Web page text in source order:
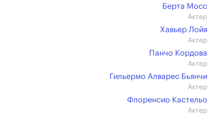
Берта Мосс
Актер
Хавьер Лойя
Актер
Панчо Кордова
Актер
Гильермо Алварес Бьянчи
Актер
Флоренсио Кастельо
Актер